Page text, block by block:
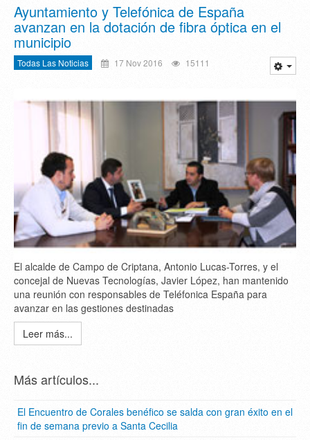
Ayuntamiento y Telefónica de España
avanzan en la dotación de fibra óptica en el
municipio
Todas Las Noticias 17 Nov 2016 15111
El alcalde de Campo de Criptana, Antonio Lucas-Torres, y el
concejal de Nuevas Tecnologías, Javier López, han mantenido
una reunión con responsables de Teléfonica España para
avanzar en las gestiones destinadas
Leer más...
Más artículos...
El Encuentro de Corales benéfico se salda con gran éxito en el
fin de semana previo a Santa Cecilia